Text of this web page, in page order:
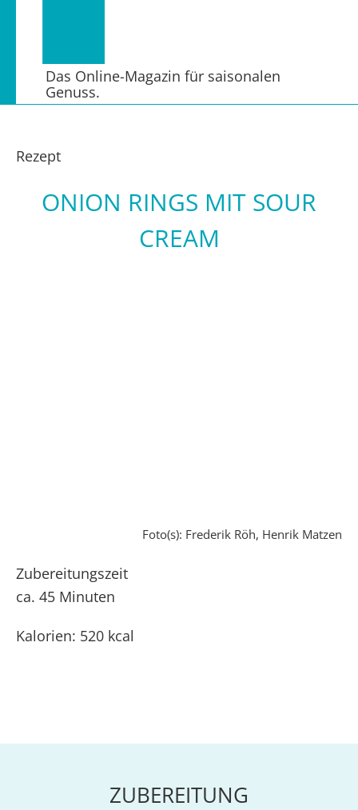
Das Online-Magazin für saisonalen
Genuss.
Rezept
ONION RINGS MIT SOUR
CREAM
Foto(s): Frederik Röh, Henrik Matzen
Zubereitungszeit
ca. 45 Minuten
Kalorien: 520 kcal
ZUBEREITUNG